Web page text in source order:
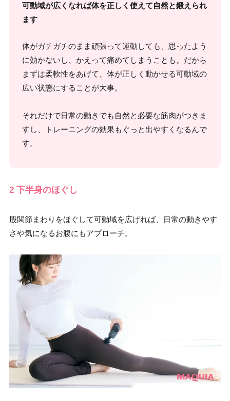
可動域が広くなれば体を正しく使えて自然と鍛えられ
ます
体がガチガチのまま頑張って運動しても、思ったよう
に効かないし、かえって痛めてしまうことも。だから
まずは柔軟性をあげて、体が正しく動かせる可動域の
広い状態にすることが大事。
それだけで日常の動きでも自然と必要な筋肉がつきま
すし、トレーニングの効果もぐっと出やすくなるんで
す。
2 下半身のほぐし
股関節まわりをほぐして可動域を広げれば、日常の動きやす
さや気になるお腹にもアプローチ。